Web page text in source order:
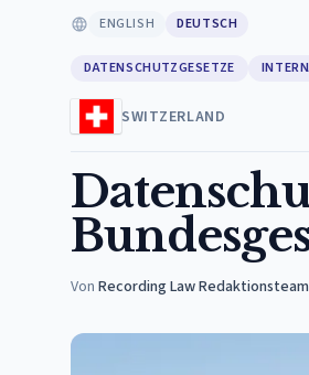
ENGLISH DEUTSCH
DATENSCHUTZGESETZE
SWITZERLAND
Von Recording Law Redaktionsteam